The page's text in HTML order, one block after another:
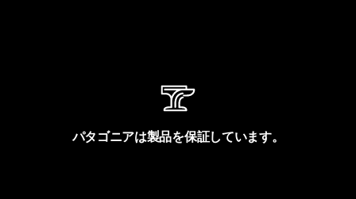
パタゴニアは製品を保証しています。